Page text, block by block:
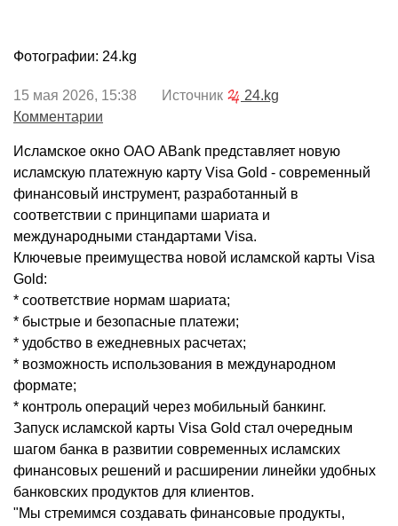
Фотографии: 24.kg
15 мая 2026, 15:38 Источник
24.kg
Комментарии
Исламское окно ОАО ABank представляет новую
исламскую платежную карту Visa Gold - современный
финансовый инструмент, разработанный в
соответствии с принципами шариата и
международными стандартами Visa.
Ключевые преимущества новой исламской карты Visa
Gold:
* соответствие нормам шариата;
* быстрые и безопасные платежи;
* удобство в ежедневных расчетах;
* возможность использования в международном
формате;
* контроль операций через мобильный банкинг.
Запуск исламской карты Visa Gold стал очередным
шагом банка в развитии современных исламских
финансовых решений и расширении линейки удобных
банковских продуктов для клиентов.
"Мы стремимся создавать финансовые продукты,